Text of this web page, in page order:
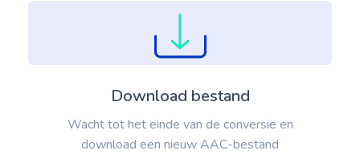
Download bestand
Wacht tot het einde van de conversie en
download een nieuw AAC-bestand